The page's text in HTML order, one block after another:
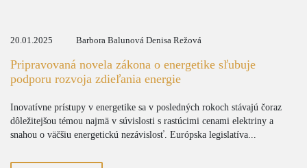
20.01.2025 Barbora Balunová Denisa Režová
Pripravovaná novela zákona o energetike sľubuje
podporu rozvoja zdieľania energie
Inovatívne prístupy v energetike sa v posledných rokoch stávajú čoraz
dôležitejšou témou najmä v súvislosti s rastúcimi cenami elektriny a
snahou o väčšiu energetickú nezávislosť. Európska legislatíva...